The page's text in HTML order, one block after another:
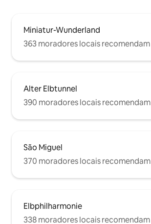
Miniatur-Wunderland
363 moradores locais recomendam
Alter Elbtunnel
390 moradores locais recomendam
São Miguel
370 moradores locais recomendam
Elbphilharmonie
338 moradores locais recomendam